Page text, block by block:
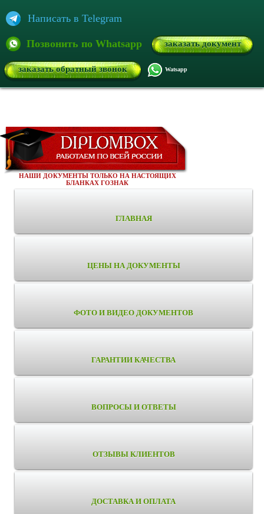
Написать в Telegram
Позвонить по Whatsapp заказать документ
заказать обратный звонок Watsapp
НАШИ ДОКУМЕНТЫ ТОЛЬКО НА НАСТОЯЩИХ
БЛАНКАХ ГОЗНАК
ГЛАВНАЯ
ЦЕНЫ НА ДОКУМЕНТЫ
ФОТО И ВИДЕО ДОКУМЕНТОВ
ГАРАНТИИ КАЧЕСТВА
ВОПРОСЫ И ОТВЕТЫ
ОТЗЫВЫ КЛИЕНТОВ
ДОСТАВКА И ОПЛАТА